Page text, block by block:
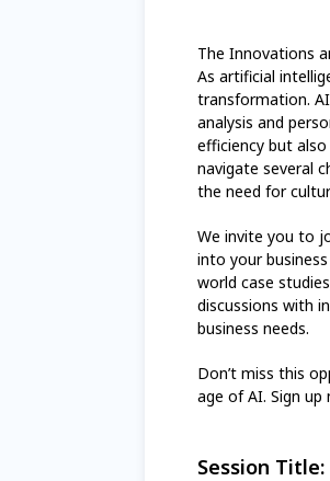
The Innovations
As artificial
transformation.
analysis and
efficiency but
navigate several
the need for
We invite you to
into your
world case
discussions with
business needs.
Don’t miss this
age of AI. Sign
Session